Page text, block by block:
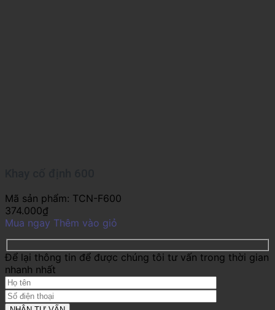
Mã sản phẩm: TCN-F600
374.000₫
Mua ngay Thêm vào giỏ
Để lại thông tin để được chúng tôi tư vấn trong thời gian
nhanh nhất